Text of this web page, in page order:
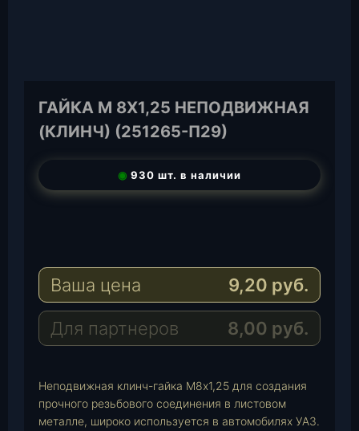
ГАЙКА М 8Х1,25 НЕПОДВИЖНАЯ
(КЛИНЧ) (251265-П29)
◉ 930 шт. в наличии
e
r
a
m
a
s
A
p
a
i
l
Ваша цена 9,20 руб.
Для партнеров 8,00 руб.
Неподвижная клинч-гайка М8х1,25 для создания
прочного резьбового соединения в листовом
металле, широко используется в автомобилях УАЗ.